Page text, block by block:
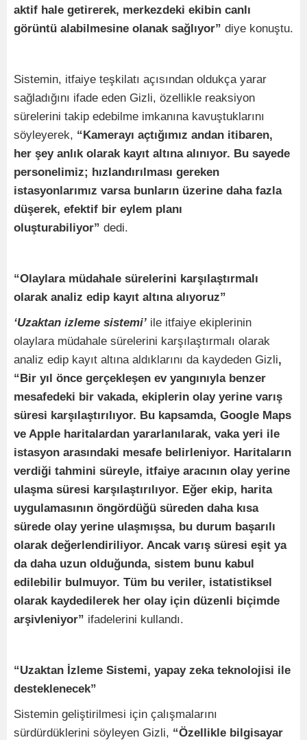
aktif hale getirerek, merkezdeki ekibin canlı
görüntü alabilmesine olanak sağlıyor” diye konuştu.
Sistemin, itfaiye teşkilatı açısından oldukça yarar
sağladığını ifade eden Gizli, özellikle reaksiyon
sürelerini takip edebilme imkanına kavuştuklarını
söyleyerek, “Kamerayı açtığımız andan itibaren,
her şey anlık olarak kayıt altına alınıyor. Bu sayede
personelimiz; hızlandırılması gereken
istasyonlarımız varsa bunların üzerine daha fazla
düşerek, efektif bir eylem planı
oluşturabiliyor” dedi.
“Olaylara müdahale sürelerini karşılaştırmalı
olarak analiz edip kayıt altına alıyoruz”
‘Uzaktan izleme sistemi’ ile itfaiye ekiplerinin
olaylara müdahale sürelerini karşılaştırmalı olarak
analiz edip kayıt altına aldıklarını da kaydeden Gizli,
“Bir yıl önce gerçekleşen ev yangınıyla benzer
mesafedeki bir vakada, ekiplerin olay yerine varış
süresi karşılaştırılıyor. Bu kapsamda, Google Maps
ve Apple haritalardan yararlanılarak, vaka yeri ile
istasyon arasındaki mesafe belirleniyor. Haritaların
verdiği tahmini süreyle, itfaiye aracının olay yerine
ulaşma süresi karşılaştırılıyor. Eğer ekip, harita
uygulamasının öngördüğü süreden daha kısa
sürede olay yerine ulaşmışsa, bu durum başarılı
olarak değerlendiriliyor. Ancak varış süresi eşit ya
da daha uzun olduğunda, sistem bunu kabul
edilebilir bulmuyor. Tüm bu veriler, istatistiksel
olarak kaydedilerek her olay için düzenli biçimde
arşivleniyor” ifadelerini kullandı.
“Uzaktan İzleme Sistemi, yapay zeka teknolojisi ile
desteklenecek”
Sistemin geliştirilmesi için çalışmalarını
sürdürdüklerini söyleyen Gizli, “Özellikle bilgisayar